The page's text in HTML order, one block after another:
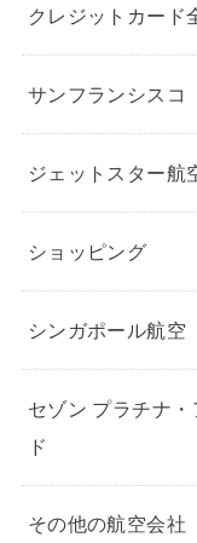
クレジットカード
サンフランシスコ
ジェットスター航
ショッピング
シンガポール航空
セゾン プラチナ
ド
その他の航空会社